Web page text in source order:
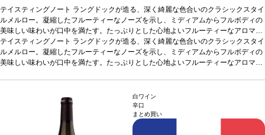
テイスティングノート ラングドックが造る、深く綺麗な色合いのクラシックスタイ
ルメルロー。凝縮したフルーティーなノーズを示し、ミディアムからフルボディの
美味しい味わいが口中を満たす。たっぷりとした心地よいフルーティーなアロマ
に、フィニッシュまで導かれる。 合う料理パスタ、ステーキ、チーズなどと好相
性。葡萄品種100% メルロー認証HVE認証*本ヴィンテージが在庫切れの場合、
在庫があり価格が同様の場合は自動的に次のヴィンテージに変更されます、ご了承
テイスティングノート ラングドックが造る、深く綺麗な色合いのクラシックスタイ
ルメルロー。凝縮したフルーティーなノーズを示し、ミディアムからフルボディの
美味しい味わいが口中を満たす。たっぷりとした心地よいフルーティーなアロマ
在庫があり価格が同様の場合は自動的に次のヴィンテージに変更されます、ご了承
白ワイン
辛口
まとめ買い